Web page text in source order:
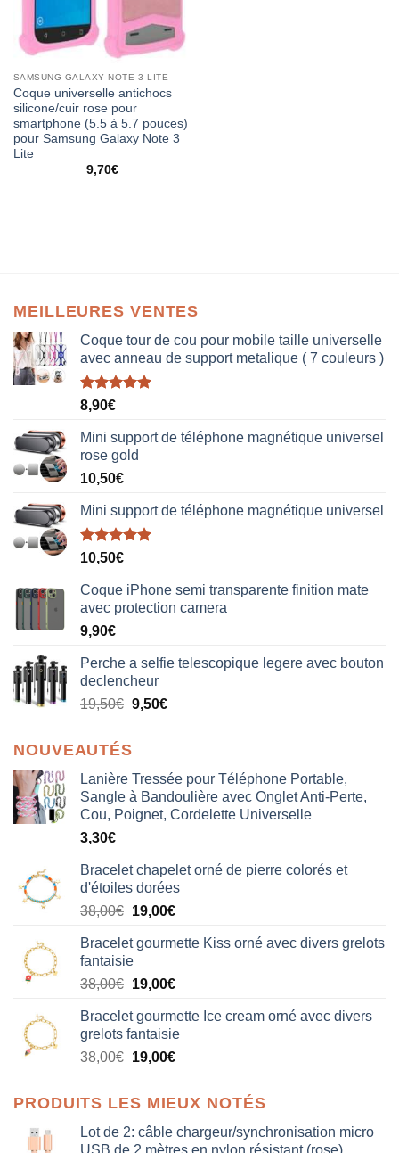
SAMSUNG GALAXY NOTE 3 LITE
Coque universelle antichocs
silicone/cuir rose pour
smartphone (5.5 à 5.7 pouces)
pour Samsung Galaxy Note 3
Lite
9,70€
MEILLEURES VENTES
Coque tour de cou pour mobile taille universelle
avec anneau de support metalique ( 7 couleurs )
Note5.00
8,90€
Mini support de téléphone magnétique universel
rose gold
10,50€
Mini support de téléphone magnétique universel
Note5.00
10,50€
Coque iPhone semi transparente finition mate
avec protection camera
9,90€
Perche a selfie telescopique legere avec bouton
declencheur
19,50€ 9,50€
NOUVEAUTÉS
Lanière Tressée pour Téléphone Portable,
Sangle à Bandoulière avec Onglet Anti-Perte,
Cou, Poignet, Cordelette Universelle
3,30€
Bracelet chapelet orné de pierre colorés et
d'étoiles dorées
38,00€ Le
initial
était :
38,00€.
19,00€Le
actuel
19,00€.
Bracelet gourmette Kiss orné avec divers grelots
fantaisie
38,00€ Le
initial
était :
38,00€.
19,00€Le
actuel
est :
19,00€.
Bracelet gourmette Ice cream orné avec divers
grelots fantaisie
38,00€ Le
était :
38,00€.
19,00€Le
est :
19,00€.
PRODUITS LES MIEUX NOTÉS
Lot de 2: câble chargeur/synchronisation micro
USB de 2 mètres en nylon résistant (rose)